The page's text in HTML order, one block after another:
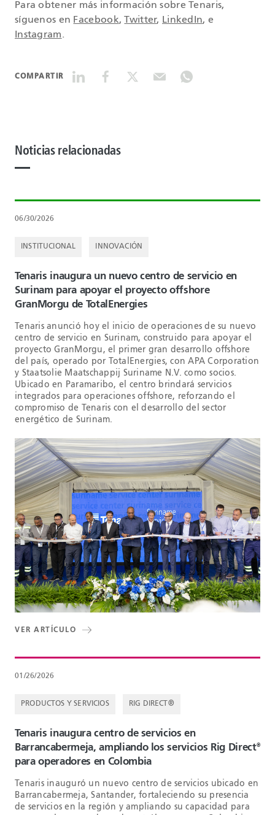
Para obtener más información sobre Tenaris,
síguenos en Facebook, Twitter, LinkedIn, e
Instagram.
COMPARTIR
Noticias relacionadas
06/30/2026
INSTITUCIONAL INNOVACIÓN
Tenaris inaugura un nuevo centro de servicio en
Surinam para apoyar el proyecto offshore
GranMorgu de TotalEnergies
Tenaris anunció hoy el inicio de operaciones de su nuevo
centro de servicio en Surinam, construido para apoyar el
proyecto GranMorgu, el primer gran desarrollo offshore
del país, operado por TotalEnergies, con APA Corporation
y Staatsolie Maatschappij Suriname N.V. como socios.
Ubicado en Paramaribo, el centro brindará servicios
integrados para operaciones offshore, reforzando el
compromiso de Tenaris con el desarrollo del sector
energético de Surinam.
VER ARTÍCULO
01/26/2026
PRODUCTOS Y SERVICIOS RIG DIRECT®
Tenaris inaugura centro de servicios en
Barrancabermeja, ampliando los servicios Rig Direct®
para operadores en Colombia
Tenaris inauguró un nuevo centro de servicios ubicado en
Barrancabermeja, Santander, fortaleciendo su presencia
de servicios en la región y ampliando su capacidad para